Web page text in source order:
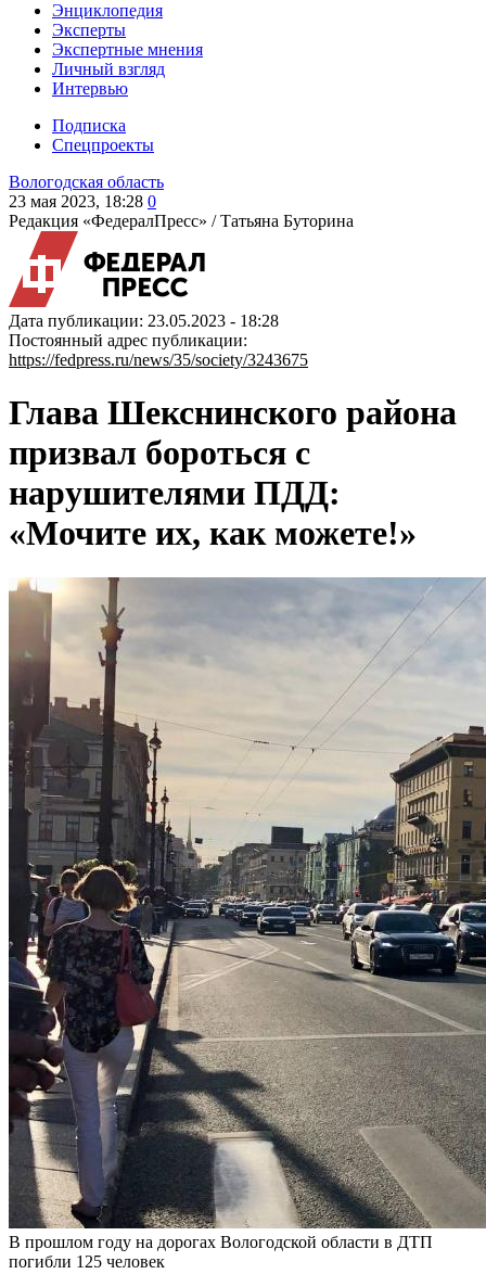
Энциклопедия
Эксперты
Экспертные мнения
Личный взгляд
Интервью
Подписка
Спецпроекты
Вологодская область
23 мая 2023, 18:28 0
Редакция «ФедералПресс» /Татьяна Буторина
Дата публикации: 23.05.2023 - 18:28
Постоянный адрес публикации:
https://fedpress.ru/news/35/society/3243675
Глава Шекснинского района
призвал бороться с
нарушителями ПДД:
«Мочите их, как можете!»
В прошлом году на дорогах Вологодской области в ДТП
погибли 125 человек